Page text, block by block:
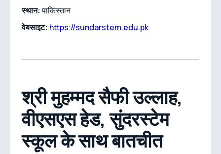
स्थान:पाकिस्तान
वेबसाइट: https://sundarstem.edu.pk
श्री मुहम्मद सैफी उल्लाह,
वीएसएस हेड, सुंदरस्टेम
स्कूल के साथ बातचीत